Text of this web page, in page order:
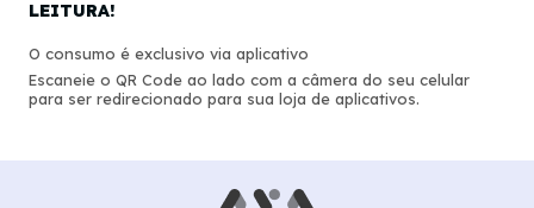
LEITURA!
O consumo é exclusivo via aplicativo
Escaneie o QR Code ao lado com a câmera do seu celular
para ser redirecionado para sua loja de aplicativos.